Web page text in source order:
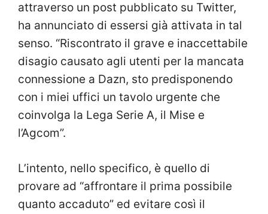
attraverso un post pubblicato su Twitter,
ha annunciato di essersi già attivata in tal
senso. “Riscontrato il grave e inaccettabile
disagio causato agli utenti per la mancata
connessione a Dazn, sto predisponendo
con i miei uffici un tavolo urgente che
coinvolga la Lega Serie A, il Mise e
l’Agcom”.
L’intento, nello specifico, è quello di
provare ad “affrontare il prima possibile
quanto accaduto” ed evitare così il